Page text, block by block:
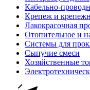
Кабельно-
Крепеж и
Лакокрасочная
Отопительное и
Системы для
Сыпучие смеси
Хозяйственные